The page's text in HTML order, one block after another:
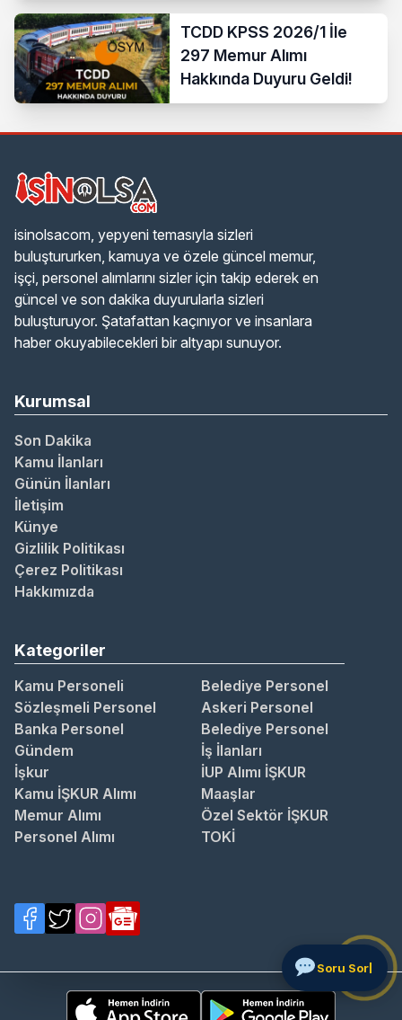
TCDD KPSS 2026/1 İle
297 Memur Alımı
Hakkında Duyuru Geldi!
isinolsacom, yepyeni temasıyla sizleri
buluştururken, kamuya ve özele güncel memur,
işçi, personel alımlarını sizler için takip ederek en
güncel ve son dakika duyurularla sizleri
buluşturuyor. Şatafattan kaçınıyor ve insanlara
haber okuyabilecekleri bir altyapı sunuyor.
Kurumsal
Son Dakika
Kamu İlanları
Günün İlanları
İletişim
Künye
Gizlilik Politikası
Çerez Politikası
Hakkımızda
Kategoriler
Kamu Personeli
Belediye Personel
Sözleşmeli Personel
Askeri Personel
Banka Personel
Belediye Personel
Gündem
İş İlanları
İşkur
İUP Alımı İŞKUR
Kamu İŞKUR Alımı
Maaşlar
Memur Alımı
Özel Sektör İŞKUR
Personel Alımı
TOKİ
S